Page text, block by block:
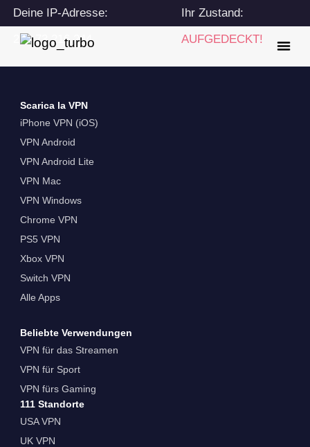
Deine IP-Adresse:
216.73.216.244
Ihr Zustand:
AUFGEDECKT!
Scarica la VPN
iPhone VPN (iOS)
VPN Android
VPN Android Lite
VPN Mac
VPN Windows
Chrome VPN
PS5 VPN
Xbox VPN
Switch VPN
Alle Apps
Beliebte Verwendungen
VPN für das Streamen
VPN für Sport
VPN fürs Gaming
111 Standorte
USA VPN
UK VPN